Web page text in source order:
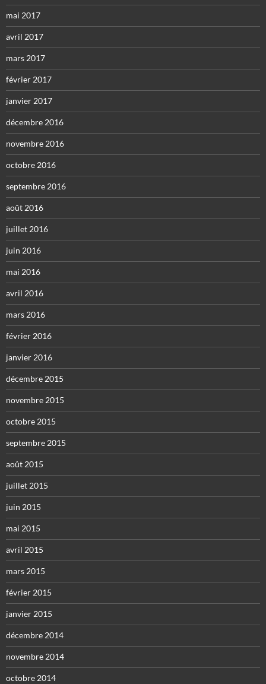
mai 2017
avril 2017
mars 2017
février 2017
janvier 2017
décembre 2016
novembre 2016
octobre 2016
septembre 2016
août 2016
juillet 2016
juin 2016
mai 2016
avril 2016
mars 2016
février 2016
janvier 2016
décembre 2015
novembre 2015
octobre 2015
septembre 2015
août 2015
juillet 2015
juin 2015
mai 2015
avril 2015
mars 2015
février 2015
janvier 2015
décembre 2014
novembre 2014
octobre 2014